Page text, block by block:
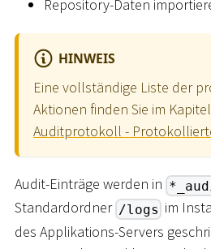
Repository-Daten
HINWEIS
Eine vollständige Liste der
Aktionen finden Sie im Kapitel
Auditprotokoll -
Audit-Einträge werden in
Standardordner /logs im
des Applikations-Servers